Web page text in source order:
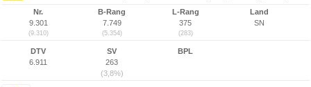
Nr.
9.301
(9.310)
B-Rang
7.749
(5.354)
L-Rang
375
(283)
Land
SN
DTV
6.911
SV
263
(3,8%)
BPL